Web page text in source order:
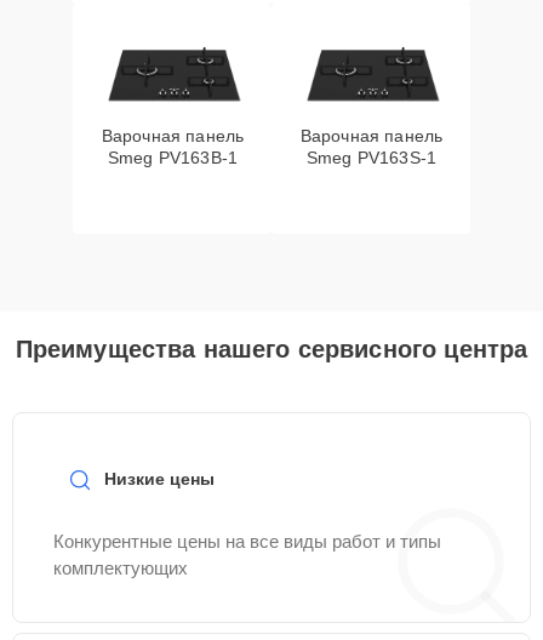
Варочная панель
Smeg PV163B-1
Варочная панель
Smeg PV163S-1
Преимущества нашего сервисного центра
Низкие цены
Конкурентные цены на все виды работ и типы
комплектующих